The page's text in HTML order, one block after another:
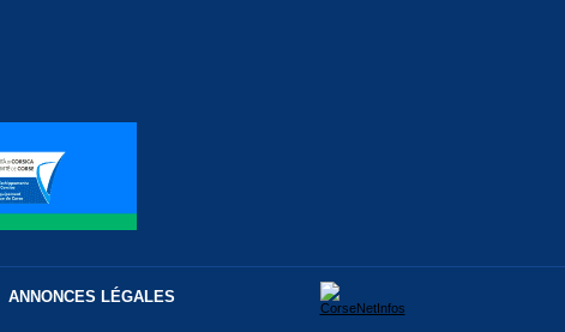
ANNONCES LÉGALES